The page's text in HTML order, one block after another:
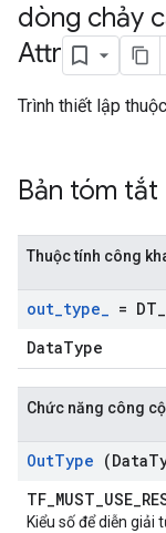
dòng chảy
Attr
Trình thiết lập
Bản tóm tắt
Thuộc tính công
out_type_ = DT
DataType
Chức năng công
OutType (Data
Kiểu số để diễn giải